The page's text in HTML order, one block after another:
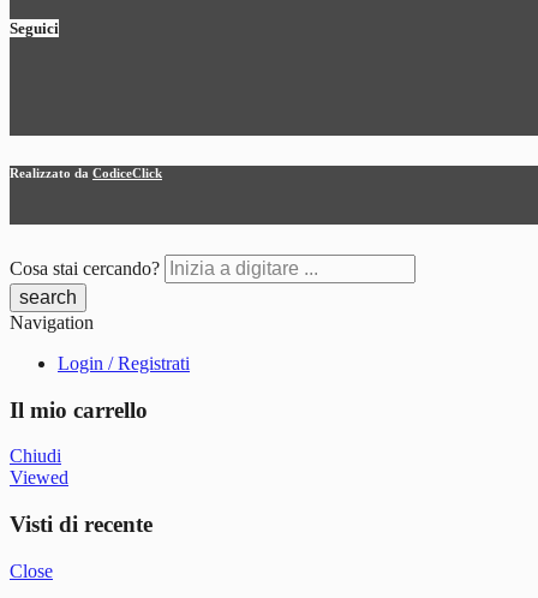
Seguici
Realizzato da CodiceClick
Cosa stai cercando?
Navigation
Login / Registrati
Il mio carrello
Chiudi
Viewed
Visti di recente
Close